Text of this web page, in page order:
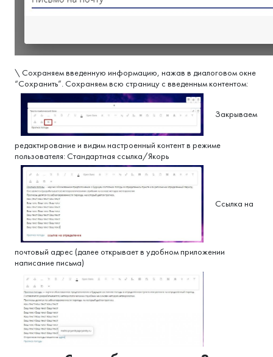
\ Сохраняем введенную информацию, нажав в диалоговом окне
“Сохранить”. Сохраняем всю страницу с введенным контентом:
Закрываем
редактирование и видим настроенный контент в режиме
пользователя: Стандартная ссылка/Якорь
Ссылка на
почтовый адрес (далее открывает в удобном приложении
написание письма)